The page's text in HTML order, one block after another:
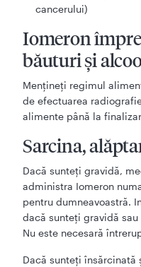
cancerului)
Iomeron
băuturi şi
Menţineţi regimul
de efectuarea
alimente până la
Sarcina,
Dacă sunteţi gravidă,
administra Iomeron
pentru dumneavoastră.
dacă sunteţi gravidă
Nu este necesară
Dacă sunteți